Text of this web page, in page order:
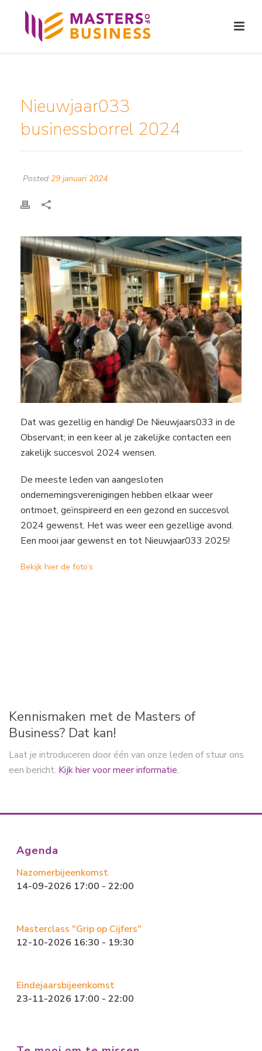
Nieuwjaar033
businessborrel 2024
Posted 29 januari 2024
Dat was gezellig en handig! De Nieuwjaars033 in de
Observant; in een keer al je zakelijke contacten een
zakelijk succesvol 2024 wensen.
De meeste leden van aangesloten
ondernemingsverenigingen hebben elkaar weer
ontmoet, geïnspireerd en een gezond en succesvol
2024 gewenst. Het was weer een gezellige avond.
Een mooi jaar gewenst en tot Nieuwjaar033 2025!
Bekijk hier de foto’s
Kennismaken met de Masters of
Business? Dat kan!
Laat je introduceren door één van onze leden of stuur ons
een bericht. Kijk hier voor meer informatie.
Agenda
Nazomerbijeenkomst
14-09-2026 17:00 - 22:00
Masterclass "Grip op Cijfers"
12-10-2026 16:30 - 19:30
Eindejaarsbijeenkomst
23-11-2026 17:00 - 22:00